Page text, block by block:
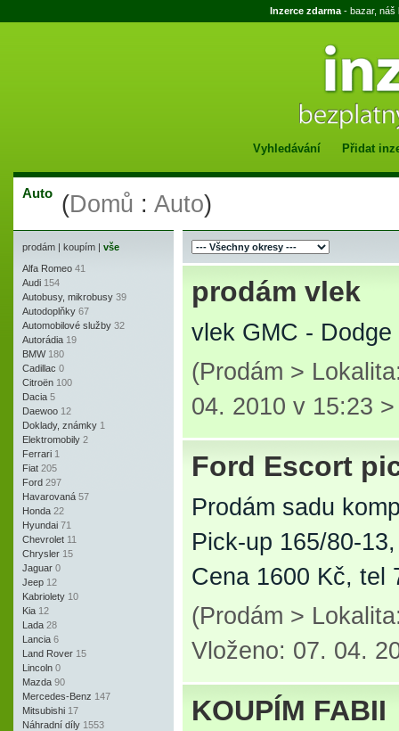
Inzerce zdarma - bazar, náš
Vyhledávání Přidat
Auto (Domů : Auto)
prodám | koupím | vše
Alfa Romeo 41
Audi 154
Autobusy, mikrobusy 39
Autodoplňky 67
Automobilové služby 32
Autorádia 19
BMW 180
Cadillac 0
Citroën 100
Dacia 5
Daewoo 12
Doklady, známky 1
Elektromobily 2
Ferrari 1
Fiat 205
Ford 297
Havarovaná 57
Honda 22
Hyundai 71
Chevrolet 11
Chrysler 15
Jaguar 0
Jeep 12
Kabriolety 10
Kia 12
Lada 28
Lancia 6
Land Rover 15
Lincoln 0
Mazda 90
Mercedes-Benz 147
Mitsubishi 17
Náhradní díly 1553
prodám vlek
vlek GMC -
(Prodám >
04. 2010 v 15:23
Ford Escort
Prodám sadu
Pick-up 165/80-
Cena 1600 Kč, tel
(Prodám >
Vloženo: 07. 04.
KOUPÍM FABII